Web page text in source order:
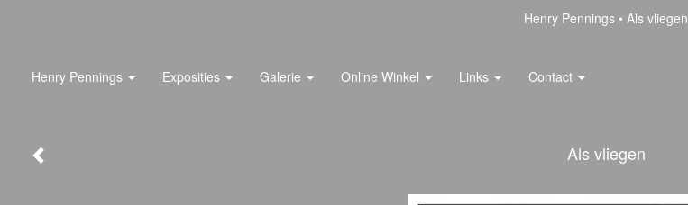
Henry Pennings Als vliegen
Henry Pennings Exposities Galerie Online Winkel Links Contact
Als vliegen